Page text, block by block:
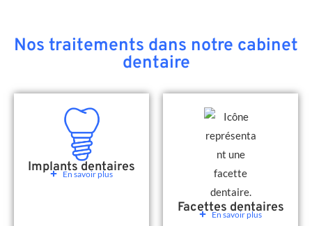
Nos traitements dans notre cabinet
dentaire
Implants dentaires
En savoir plus
Facettes dentaires
En savoir plus